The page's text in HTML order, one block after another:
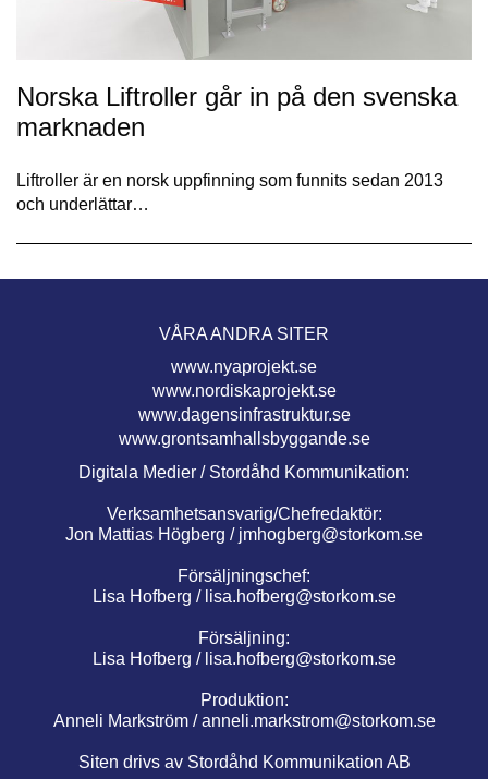
Norska Liftroller går in på den svenska
marknaden
Liftroller är en norsk uppfinning som funnits sedan 2013
och underlättar…
VÅRA ANDRA SITER
www.nyaprojekt.se
www.nordiskaprojekt.se
www.dagensinfrastruktur.se
www.grontsamhallsbyggande.se
Digitala Medier / Stordåhd Kommunikation:
Verksamhetsansvarig/Chefredaktör:
Jon Mattias Högberg / jmhogberg@storkom.se
Försäljningschef:
Lisa Hofberg / lisa.hofberg@storkom.se
Försäljning:
Lisa Hofberg / lisa.hofberg@storkom.se
Produktion:
Anneli Markström /anneli.markstrom@storkom.se
Siten drivs av Stordåhd Kommunikation AB